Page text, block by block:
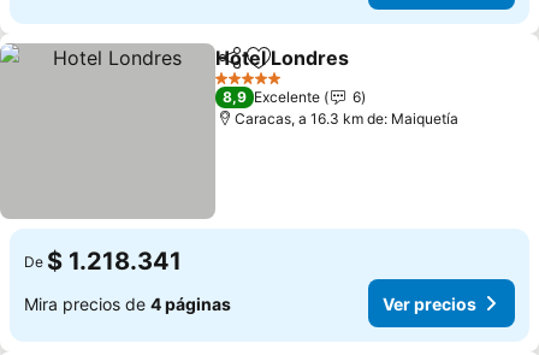
CompartirAgregar a favoritos
Hotel Londres
5 Estrellas
8,9 Excelente
6
Caracas, a 16.3 km de: Maiquetía
De $ 1.218.341
Mira precios de 4 páginas Ver precios